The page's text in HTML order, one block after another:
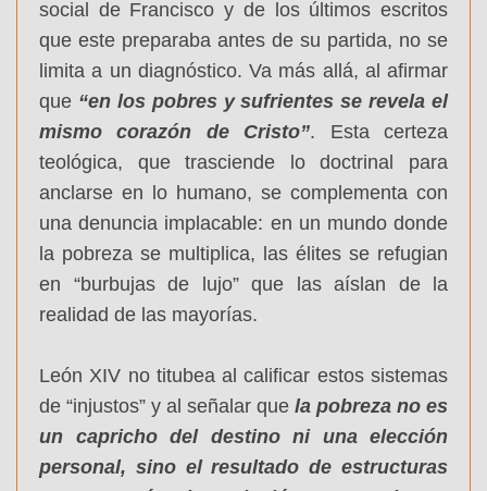
social de Francisco y de los últimos escritos
que este preparaba antes de su partida, no se
limita a un diagnóstico. Va más allá, al afirmar
que “en los pobres y sufrientes se revela el
mismo corazón de Cristo”. Esta certeza
teológica, que trasciende lo doctrinal para
anclarse en lo humano, se complementa con
una denuncia implacable: en un mundo donde
la pobreza se multiplica, las élites se refugian
en “burbujas de lujo” que las aíslan de la
realidad de las mayorías.
León XIV no titubea al calificar estos sistemas
de “injustos” y al señalar que la pobreza no es
un capricho del destino ni una elección
personal, sino el resultado de estructuras